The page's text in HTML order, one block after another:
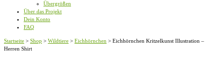
Übergrößen
Über das Projekt
Dein Konto
FAQ
Startseite > Shop > Wildtiere > Eichhörnchen > Eichhörnchen Kritzelkunst Illustration –
Herren Shirt